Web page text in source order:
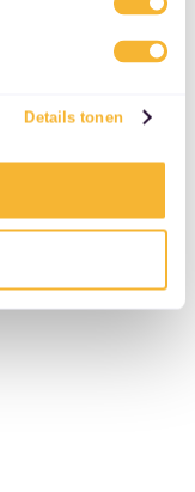
Details tonen